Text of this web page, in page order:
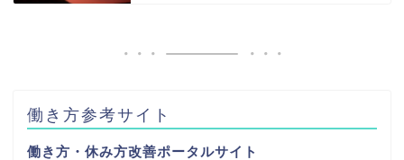
働き方参考サイト
働き方・休み方改善ポータルサイト